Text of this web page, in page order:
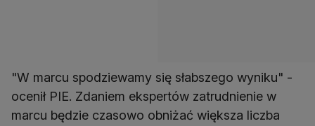
"W marcu spodziewamy się słabszego wyniku" -
ocenił PIE. Zdaniem ekspertów zatrudnienie w
marcu będzie czasowo obniżać większa liczba